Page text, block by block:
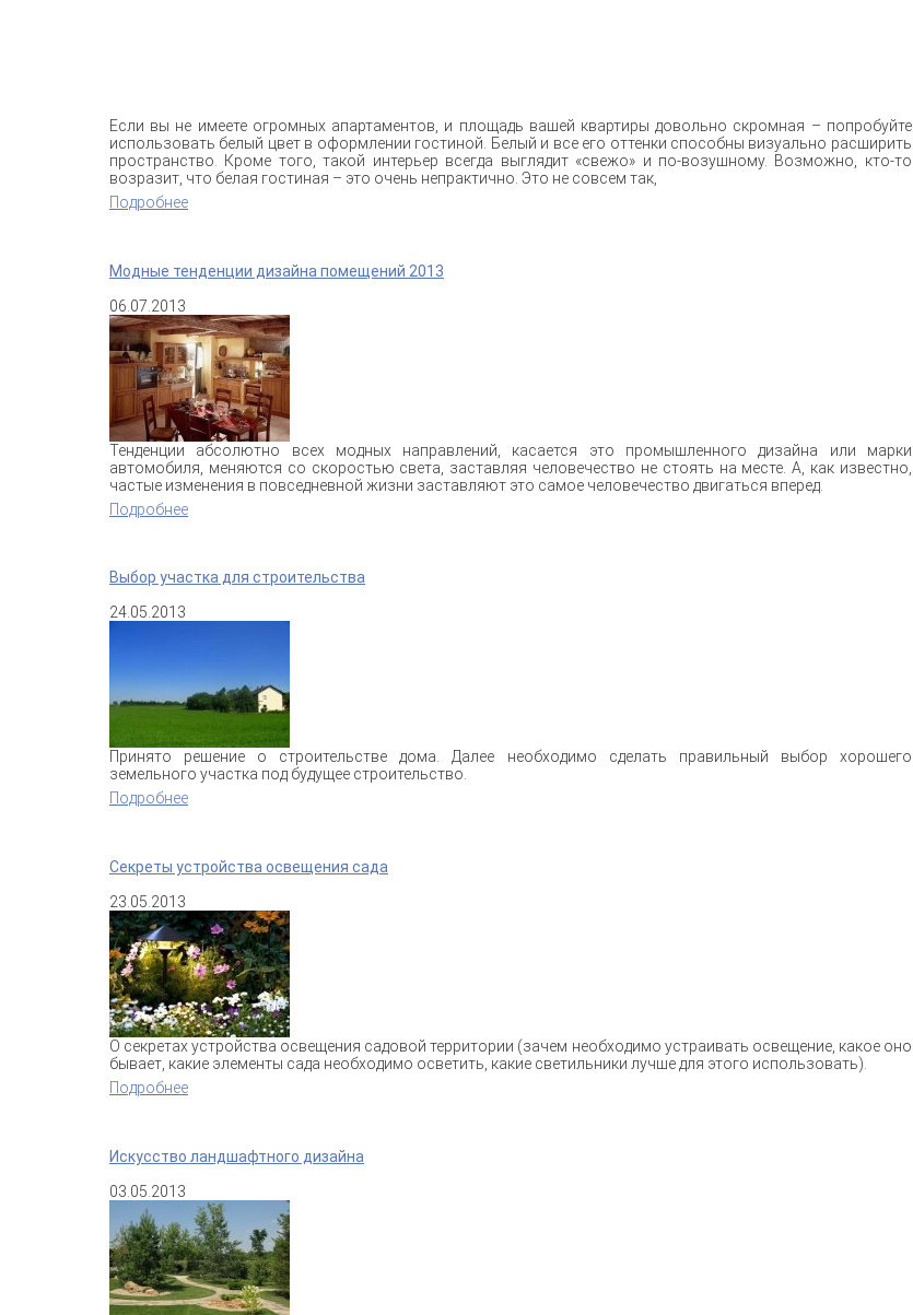
Если вы не имеете огромных апартаментов, и площадь вашей квартиры довольно скромная – попробуйте
использовать белый цвет в оформлении гостиной. Белый и все его оттенки способны визуально расширить
пространство. Кроме того, такой интерьер всегда выглядит «свежо» и по-возушному. Возможно, кто-то
возразит, что белая гостиная – это очень непрактично. Это не совсем так,
Подробнее
Модные тенденции дизайна помещений 2013
06.07.2013
Тенденции абсолютно всех модных направлений касается это промышленного дизайна или
марки
автомобиля
меняются со скоростью света заставляя человечество не стоять на месте .А как известно
частые изменения в повседневной жизни заставляют это самое человечество двигаться вперед
Подробнее
Выбор участка для строительства
24.05.2013
Принято решение о строительстве дома.Далее необходимо сделать правильный выбор
хорошего
земельного участка под будущее строительство.
Подробнее
Секреты устройства освещения сада
23.05.2013
О секретах устройства освещения садовой территории (зачем необходимо устраивать освещение, какое оно
бывает, какие элементы сада необходимо осветить, какие светильники лучше для этого использовать).
Подробнее
Искусство ландшафтного дизайна
03.05.2013